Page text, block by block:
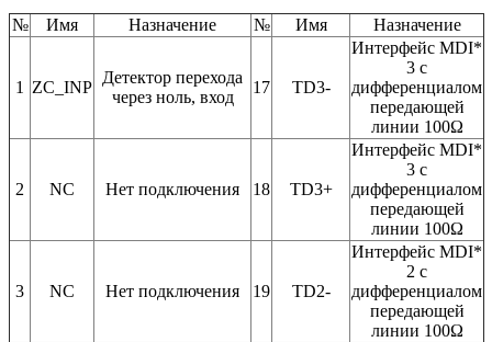
№ Имя Назначение № Имя Назначение
1 ZC_INP
Детектор перехода
через ноль, вход
17 TD3-
Интерфейс MDI*
3 с
дифференциалом
передающей
линии 100Ω
2 NC Нет подключения 18 TD3+
Интерфейс MDI*
3 с
дифференциалом
передающей
линии 100Ω
3 NC Нет подключения 19 TD2-
Интерфейс MDI*
2 с
дифференциалом
передающей
линии 100Ω